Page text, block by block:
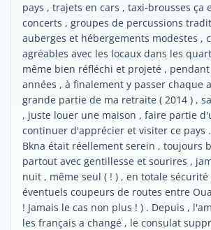
pays , trajets en cars , taxi-brousses ça
concerts , groupes de percussions
auberges et hébergements modestes ,
agréables avec les locaux dans les
même bien réfléchi et projeté ,
années , à finalement y passer chaque
grande partie de ma retraite ( 2014 ) ,
, juste louer une maison , faire partie
continuer d'apprécier et visiter ce pays
Bkna était réellement serein , toujours
partout avec gentillesse et sourires ,
nuit , même seul ( ! ) , en totale sécurité
éventuels coupeurs de routes entre
! Jamais le cas non plus ! ) . Depuis ,
les français a changé , le consulat